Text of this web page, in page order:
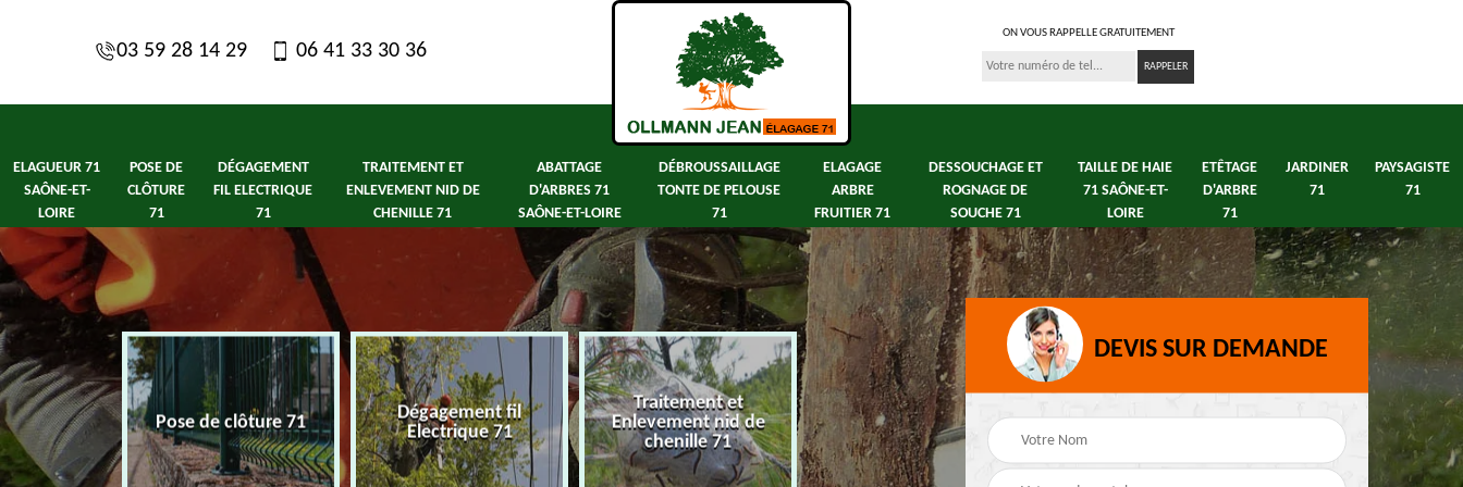
03 59 28 14 29 06 41 33 30 36
ON VOUS RAPPELLE GRATUITEMENT
ELAGUEUR 71
SAÔNE-ET-
LOIRE
POSE DE
CLÔTURE
71
DÉGAGEMENT
FIL ELECTRIQUE
71
TRAITEMENT ET
ENLEVEMENT NID DE
CHENILLE 71
ABATTAGE
D'ARBRES 71
SAÔNE-ET-LOIRE
DÉBROUSSAILLAGE
TONTE DE PELOUSE
71
ELAGAGE
ARBRE
FRUITIER 71
DESSOUCHAGE ET
ROGNAGE DE
SOUCHE 71
TAILLE DE HAIE
71 SAÔNE-ET-
LOIRE
ETÊTAGE
D'ARBRE
71
JARDINER
71
PAYSAGISTE
71
Saône-et-
Pose de clôture 71
Dégagement fil
Electrique 71
Traitement et
Enlevement nid de
chenille 71
Abattage d'arbres 71
Saône-et-Loire
Elagage arbre fruitier
71
DEVIS SUR DEMANDE